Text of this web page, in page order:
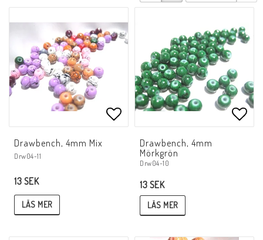
Lägg till i favoritlistan
Drawbench, 4mm Mix
Drw04-11
13 SEK
LÄS MER
Drawbench, 4mm
Mörkgrön
Drw04-10
13 SEK
LÄS MER